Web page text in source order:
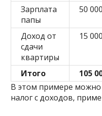
Зарплата
папы
50 000
Доход от
сдачи
квартиры
15 000
Итого 105
В этом примере можно
налог с доходов,